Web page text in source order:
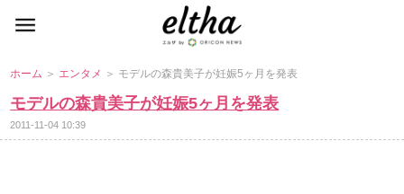
ホーム ＞ エンタメ ＞ モデルの森貴美子が妊娠5ヶ月を発表
モデルの森貴美子が妊娠5ヶ月を発表
2011-11-04 10:39